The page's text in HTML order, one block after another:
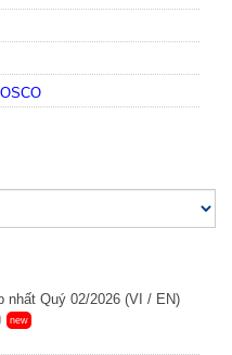
nhất Quý 02/2026 (VI / EN)
new